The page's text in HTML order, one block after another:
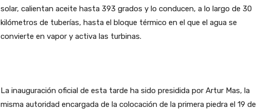
solar, calientan aceite hasta 393 grados y lo conducen, a lo largo de 30
kilómetros de tuberías, hasta el bloque térmico en el que el agua se
convierte en vapor y activa las turbinas.
La inauguración oficial de esta tarde ha sido presidida por Artur Mas, la
misma autoridad encargada de la colocación de la primera piedra el 19 de